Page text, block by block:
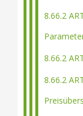
8.66.2
8.66.2
8.66.2